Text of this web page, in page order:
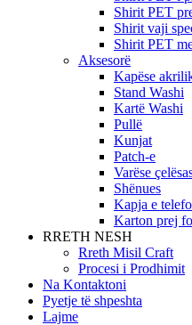
Shirit PET
Shirit vaji
Shirit PET
Aksesorë
Kapëse
Stand Washi
Kartë Washi
Pullë
Kunjat
Patch-e
Varëse
Shënues
Kapja e
Karton prej
RRETH NESH
Rreth Misil Craft
Procesi i Prodhimit
Na Kontaktoni
Pyetje të shpeshta
Lajme